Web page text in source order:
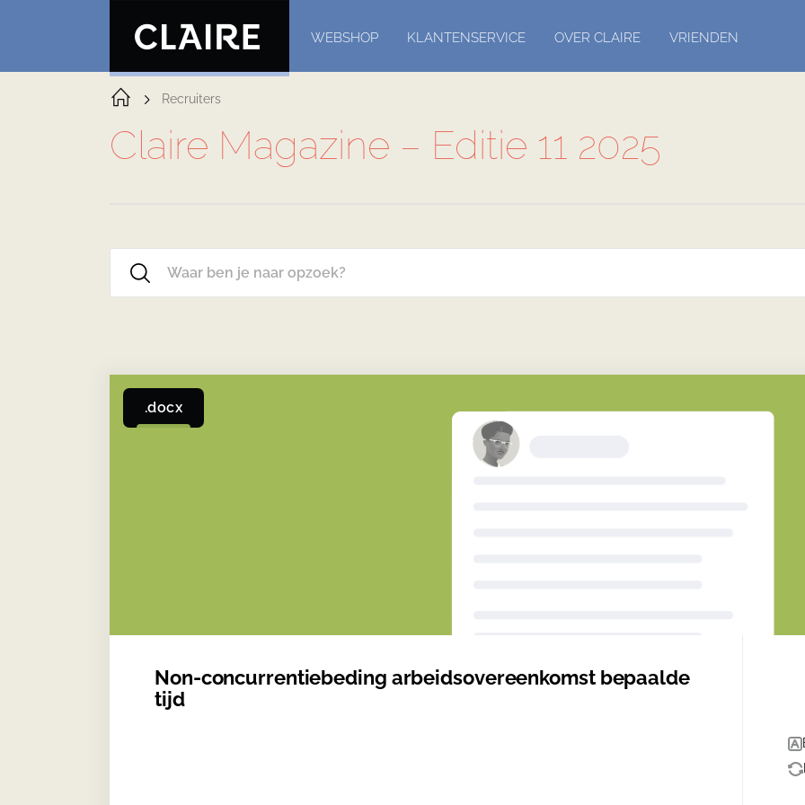
WEBSHOP KLANTENSERVICE OVER CLAIRE VRIENDEN
Recruiters
Claire Magazine – Editie 11 2025
.docx
Non-concurrentiebeding arbeidsovereenkomst bepaalde
tijd